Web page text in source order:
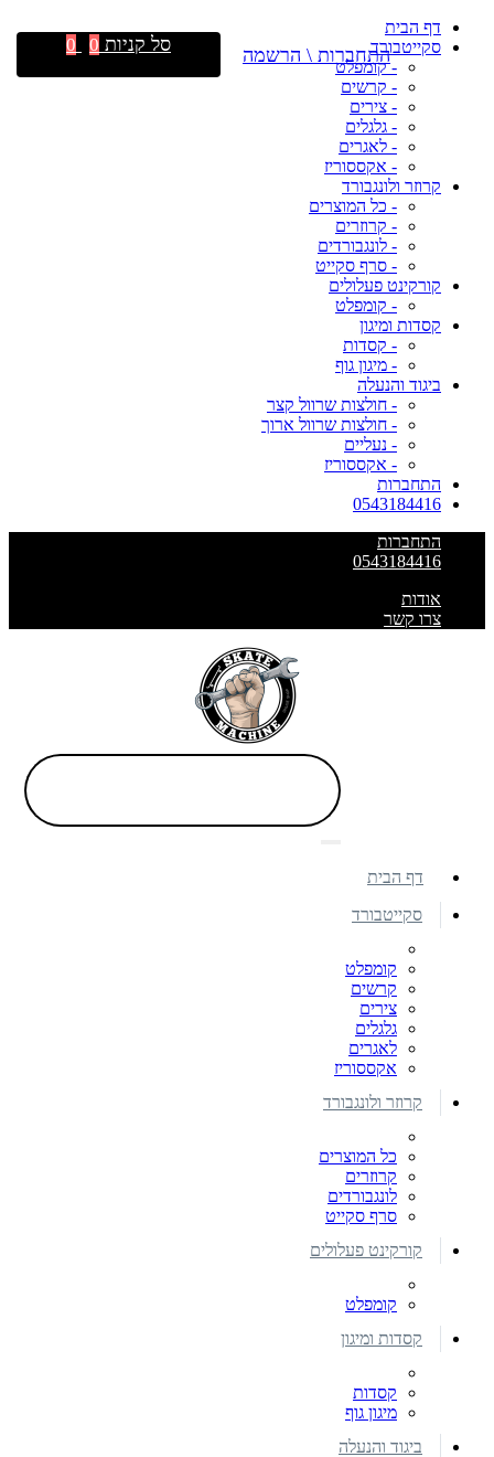
דף הבית
סקייטבורד
- קומפלט
- קרשים
- צירים
- גלגלים
- לאגרים
- אקססוריז
קרוזר ולונגבורד
- כל המוצרים
- קרוזרים
- לונגבורדים
- סרף סקייט
קורקינט פעלולים
- קומפלט
קסדות ומיגון
- קסדות
- מיגון גוף
ביגוד והנעלה
- חולצות שרוול קצר
- חולצות שרוול ארוך
- נעליים
- אקססוריז
התחברות
0543184416
התחברות
0543184416
אודות
צרו קשר
התחברות \ הרשמה סל קניות 0
0
דף הבית
סקייטבורד
קומפלט
קרשים
צירים
גלגלים
לאגרים
אקססוריז
קרוזר ולונגבורד
כל המוצרים
קרוזרים
לונגבורדים
סרף סקייט
קורקינט פעלולים
קומפלט
קסדות ומיגון
קסדות
מיגון גוף
ביגוד והנעלה